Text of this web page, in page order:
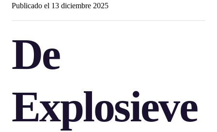
Publicado el 13 diciembre 2025
De
Explosieve